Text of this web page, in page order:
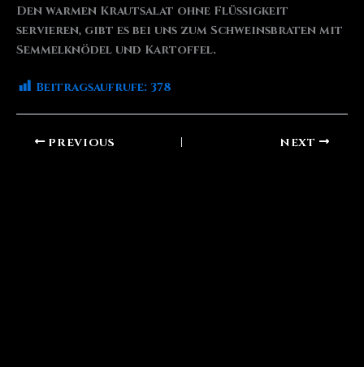
Den warmen Krautsalat ohne Flüssigkeit
servieren, gibt es bei uns zum Schweinsbraten mit
Semmelknödel und Kartoffel.
Beitragsaufrufe: 378
PREVIOUS NEXT